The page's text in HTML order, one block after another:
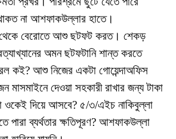
না আশফাকউল্লার হাতে।
বেরোতে আশু ছটফট করত। শেকড়
অমন ছটফটানি শান্ত করতে
কই? আশু নিজের একটা গোয়েন্দাঅফিস
দেওয়া সহকারী রাখার জন্য টাকা
ওকেই দিয়ে আসবে? ৫/৩/এইচ নাকিবুল্লা
পারা ব্যর্থতার ক্ষতিপূরণ? আশফাকউল্লা